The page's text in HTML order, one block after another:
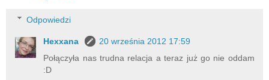
Odpowiedzi
Hexxana
20 września 2012 17:59
Połączyła nas trudna relacja a teraz już go nie oddam
:D